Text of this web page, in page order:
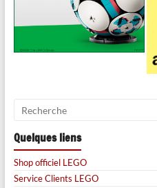
Quelques liens
Shop officiel LEGO
Service Clients LEGO